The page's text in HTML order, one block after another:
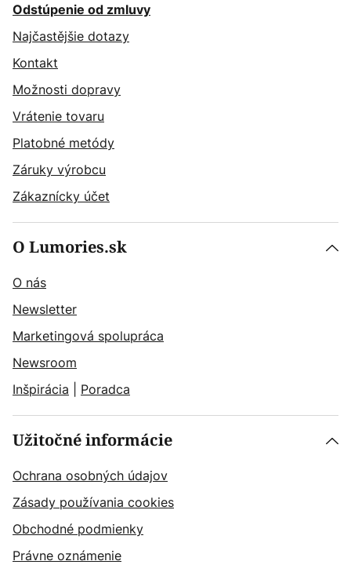
Odstúpenie od zmluvy
Najčastějšie dotazy
Kontakt
Možnosti dopravy
Vrátenie tovaru
Platobné metódy
Záruky výrobcu
Zákaznícky účet
O Lumories.sk
O nás
Newsletter
Marketingová spolupráca
Newsroom
Inšpirácia
Poradca
Užitočné informácie
Ochrana osobných údajov
Zásady používania cookies
Obchodné podmienky
Právne oznámenie